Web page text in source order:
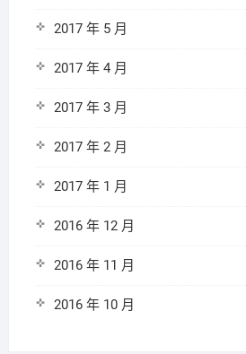
2017 年 5 月
2017 年 4 月
2017 年 3 月
2017 年 2 月
2017 年 1 月
2016 年 12 月
2016 年 11 月
2016 年 10 月